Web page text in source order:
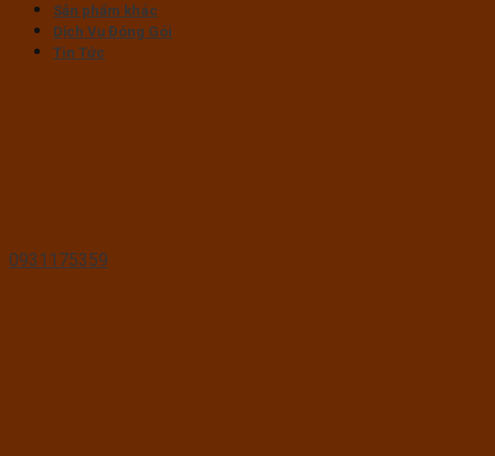
Sản phẩm khác
Dịch Vụ Đóng Gói
Tin Tức
0931175359